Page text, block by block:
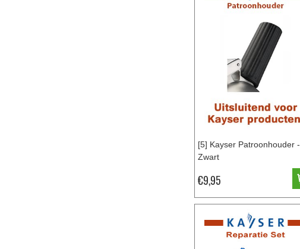
[5] Kayser Patroonhouder -
Zwart
€9,95